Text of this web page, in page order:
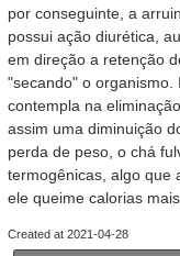
por conseguinte, a
possui ação diurética,
em direção a retenção
"secando" o
contempla na
assim uma diminuição
perda de peso, o chá
termogênicas, algo que
ele queime calorias
Created at 2021-04-28